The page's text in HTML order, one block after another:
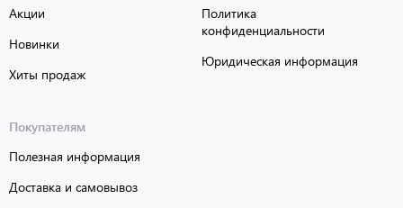
Акции
Новинки
Хиты продаж
Политика
конфиденциальности
Юридическая информация
Покупателям
Полезная информация
Доставка и самовывоз